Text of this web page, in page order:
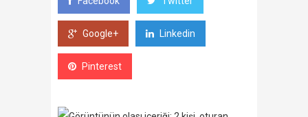
Google+ Linkedin
Pinterest